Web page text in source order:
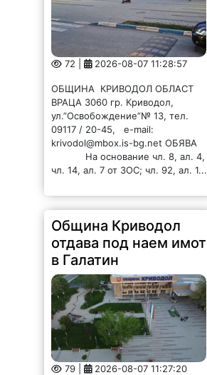
72 | 2026-08-07 11:28:57
ОБЩИНА КРИВОДОЛ ОБЛАСТ
ВРАЦА 3060 гр. Криводол,
ул.”Освобождение”№ 13, тел.
09117 / 20-45, e-mail:
krivodol@mbox.is-bg.net ОБЯВА
На основание чл. 8, ал. 4,
чл. 14, ал. 7 от ЗОС; чл. 92, ал. 1...
Община Криводол
отдава под наем имот
в Галатин
79 | 2026-08-07 11:27:20